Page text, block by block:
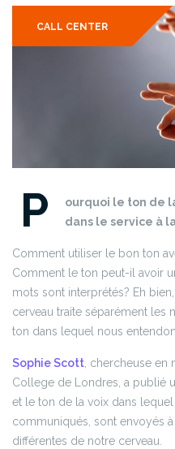
CALL CENTER
P
ourquoi le ton de
dans le service à
Comment utiliser le bon ton
Comment le ton peut-il avoir
mots sont interprétés? Eh
cerveau traite séparément les
ton dans lequel nous
Sophie Scott, chercheuse en
College de Londres, a publié
et le ton de la voix dans
communiqués, sont envoyés
différentes de notre cerveau.